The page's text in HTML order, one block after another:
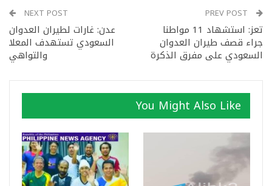
تعز: استشهاد 11 مواطنا
جراء قصف طيران العدوان
السعودي على مفرق الذكرة
NEXT POST
عدن: غارات لطيران العدوان
السعودي تستهدف المعلا
والتواهي
You Might Also Like